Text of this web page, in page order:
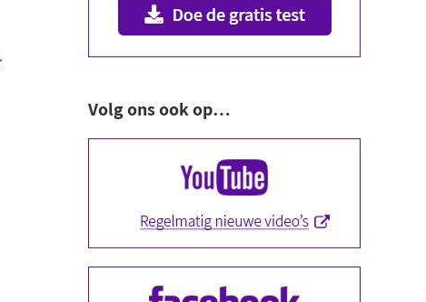
Volg ons ook op…